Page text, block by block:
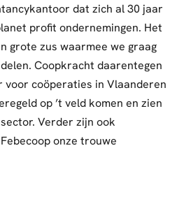
dat zich al 30 jaar
profit ondernemingen. Het
grote zus waarmee we graag
Coopkracht daarentegen
coöperaties in Vlaanderen
op ’t veld komen en zien
Verder zijn ook
onze trouwe